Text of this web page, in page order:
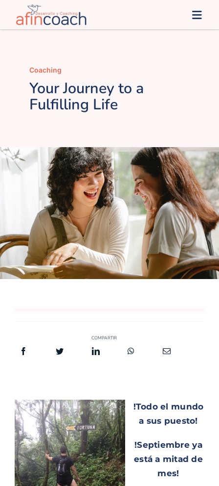
afinSoluciones
Administración Pública
Blog
Contacto
Coaching
Your Journey to a
Fulfilling Life
COMPARTIR
!Todo el mundo
a sus puesto!
!Septiembre ya
está a mitad de
mes!